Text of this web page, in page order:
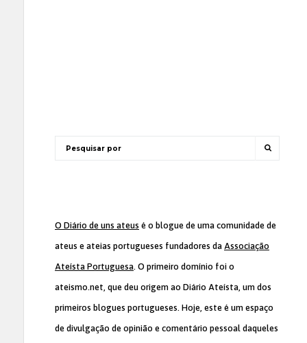
O Diário de uns ateus é o blogue de uma comunidade de
ateus e ateias portugueses fundadores da Associação
Ateísta Portuguesa. O primeiro domínio foi o
ateismo.net, que deu origem ao Diário Ateísta, um dos
primeiros blogues portugueses. Hoje, este é um espaço
de divulgação de opinião e comentário pessoal daqueles